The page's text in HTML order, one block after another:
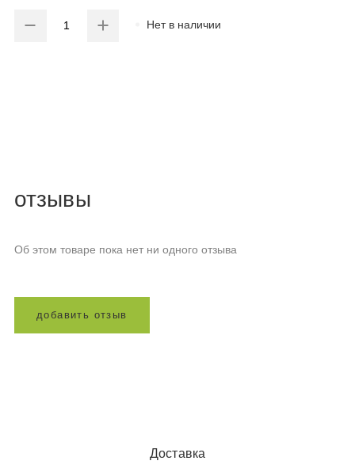
Нет в наличии
отзывы
Об этом товаре пока нет ни одного отзыва
добавит ь отз ыв
Доставка